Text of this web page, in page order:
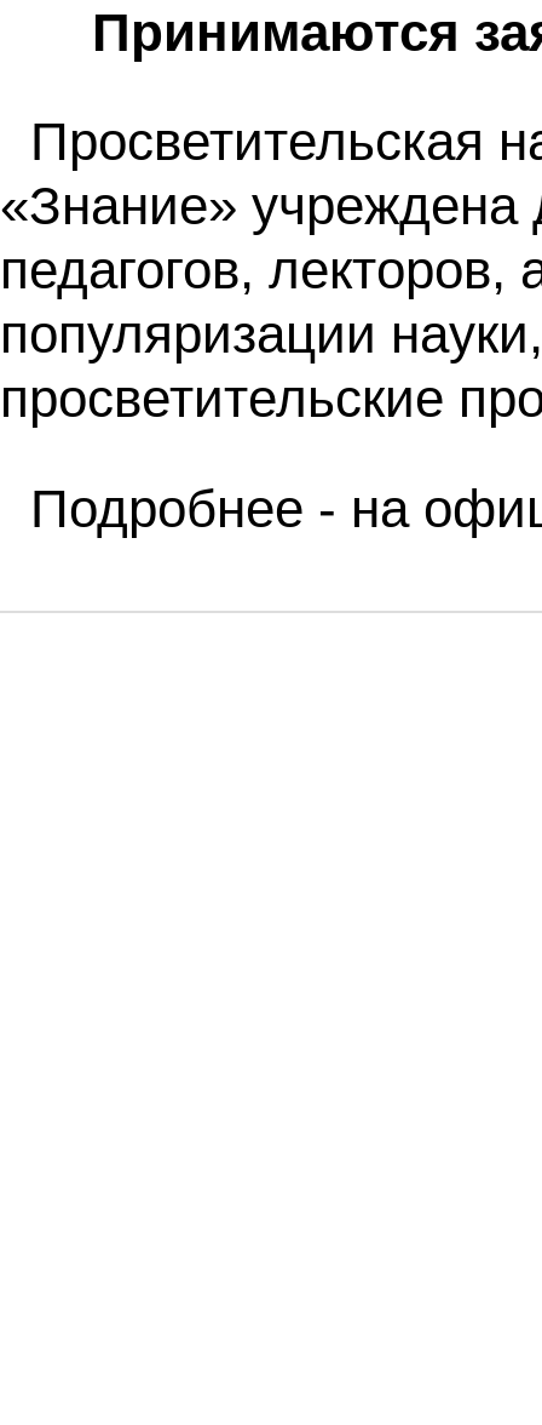
Принимаются
Просветительская
«Знание» учреждена
педагогов,
популяризации
просветительские
Подробнее - на